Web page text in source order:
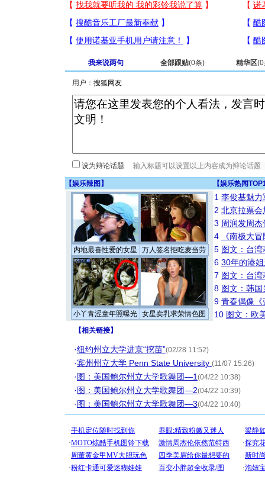
我来说两句 全部跟贴(0条) 精华区(0
用户：
设为辩论话题
【娱乐辣图 】 【娱乐热闻
内地最喜性爱的女星 万人签名拒吃麦当劳
小丫青涩童年照曝光 女星卖乳求荣情色图
1 李俊基魅力
2 北京拉票
3 周润发周
4
《南极大
5 图文：台
6 30年的港
7 图文：台
8 图文：韩
9 青春偶像《
10 图文：欧
【相关链接】
·纽约州立大学进京“挖苗”(02/28 11:52)
·宾州州立大学 Penn State University (11/07 15:26)
·图：美国鲍尔州立大学歌舞团—1 (04/22 10:38)
·图：美国鲍尔州立大学歌舞团—2(04/22 10:39)
·图：美国鲍尔州立大学歌舞团—3(04/22 10:40)